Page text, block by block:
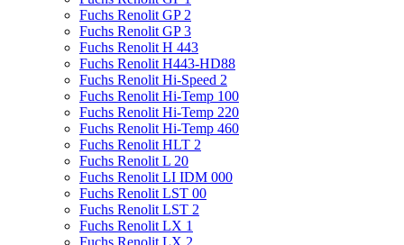
Fuchs Renolit GP 2
Fuchs Renolit GP 3
Fuchs Renolit H 443
Fuchs Renolit H443-HD88
Fuchs Renolit Hi-Speed 2
Fuchs Renolit Hi-Temp 100
Fuchs Renolit Hi-Temp 220
Fuchs Renolit Hi-Temp 460
Fuchs Renolit HLT 2
Fuchs Renolit L 20
Fuchs Renolit LI IDM 000
Fuchs Renolit LST 00
Fuchs Renolit LST 2
Fuchs Renolit LX 1
Fuchs Renolit LX 2